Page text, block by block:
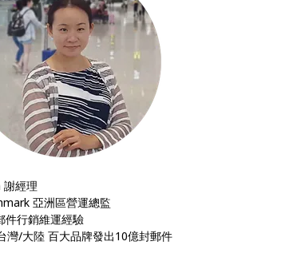
謝經理
亞洲區營運總監
件行銷維運經驗
灣/大陸 百大品牌發出10億封郵件